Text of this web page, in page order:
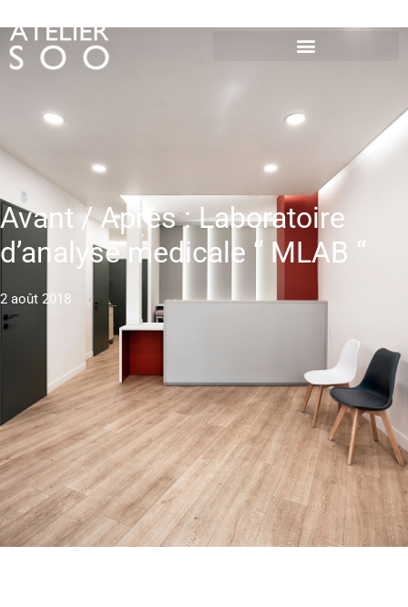
Avant / Après : Laboratoire
d’analyse medicale “ MLAB “
2 août 2018